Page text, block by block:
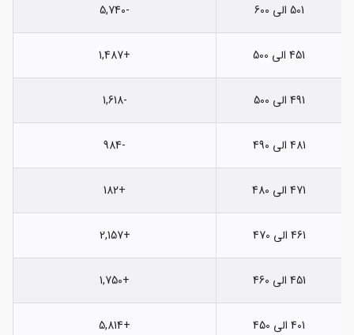
501 الی 600 -5,740
451 الی 500 +1,487
491 الی 500 -1,618
481 الی 490 -984
471 الی 480 +182
461 الی 470 +2,157
451 الی 460 +1,750
401 الی 450 +5,814